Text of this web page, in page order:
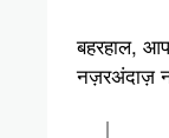
बहरहाल,
नज़रअंदाज़